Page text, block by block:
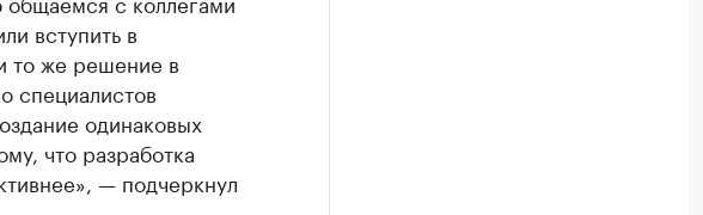
вступить в
то же решение в
специалистов
одинаковых
что разработка
— подчеркнул